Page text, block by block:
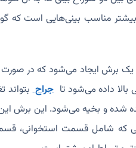
مناسب بینی‌هایی است که
یک برش ایجاد می‌شود که در
داده می‌شود تا جراح بتواند
شده و بخیه می‌شود. این برش
که شامل قسمت استخوانی،